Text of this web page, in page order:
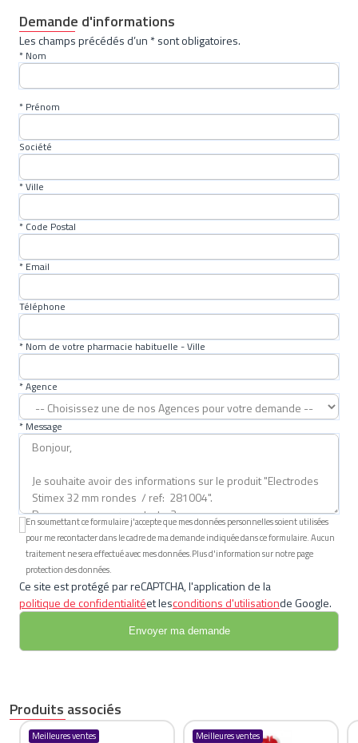
Demande d'informations
Les champs précédés d’un * sont obligatoires.
* Nom
* Prénom
Société
* Ville
* Code Postal
* Email
Téléphone
* Nom de votre pharmacie habituelle - Ville
* Agence
* Message
En soumettant ce formulaire j'accepte que mes données personnelles soient utilisées
pour me recontacter dans le cadre de ma demande indiquée dans ce formulaire. Aucun
traitement ne sera effectué avec mes données.Plus d'information sur notre page
protection des données.
Ce site est protégé par reCAPTCHA, l'application de la
politique de confidentialitéet lesconditions d'utilisationde Google.
Produits associés
Meilleures ventes Meilleures ventes